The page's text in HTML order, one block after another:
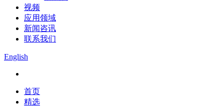
视频
应用领域
新闻咨讯
联系我们
English
首页
精选